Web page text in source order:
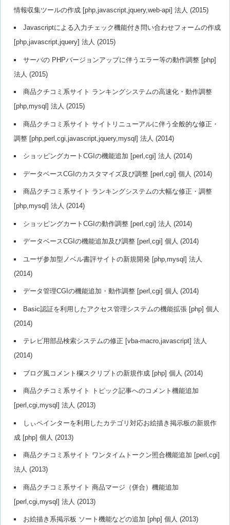
情報収集ツールの作成 [php,javascript,jquery,web-api] 法人 (2015)
Javascriptによる入力チェック機能付き問い合わせフォームの作成
[php,javascript,jquery] 法人 (2015)
サーバの PHPバージョンアップに伴うエラー等の動作調整 [php]
法人 (2015)
商品クチコミ系サイト ランキングシステムの高速化・動作調整
[php,mysql] 法人 (2015)
商品クチコミ系サイト サイトリニューアルに伴う全般的な修正・
調整 [php,perl,cgi,javascript,jquery,mysql] 法人 (2014)
ショッピングカートCGIの機能追加 [perl,cgi] 法人 (2014)
データベースCGIのカスタマイズ及び調整 [perl,cgi] 個人 (2014)
商品クチコミ系サイト ランキングシステムの大幅な修正・調整
[php,mysql] 法人 (2014)
ショッピングカートCGIの動作調整 [perl,cgi] 法人 (2014)
データベースCGIの機能追加及び調整 [perl,cgi] 個人 (2014)
ユーザ参加型ノベル書評サイトの新規開発 [php,mysql] 法人
(2014)
データ管理CGIの機能追加・動作調整 [perl,cgi] 個人 (2014)
Basic認証を利用したアクセス管理システムの機能拡張 [php] 個人
(2014)
テレビ用部品検索システムの修正 [vba-macro,javascript] 法人
(2014)
ブログ風コメント欄スクリプトの新規作成 [php] 個人 (2014)
商品クチコミ系サイト トピック記事へのコメント機能追加
[perl,cgi,mysql] 法人 (2013)
しぃペインターを利用したカテゴリ対応お絵描き掲示板の新規作
成 [php] 個人 (2013)
商品クチコミ系サイト ワンタイムトークン照合機能追加 [perl,cgi]
法人 (2013)
商品クチコミ系サイト 商品マージ（併合）機能追加
[perl,cgi,mysql] 法人 (2013)
お絵描き系掲示板 ソート機能などの追加 [php] 個人 (2013)